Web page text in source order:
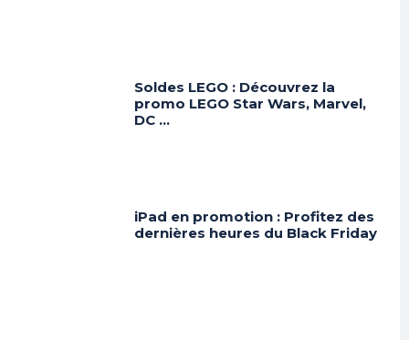
Soldes LEGO : Découvrez la
promo LEGO Star Wars, Marvel,
DC …
iPad en promotion : Profitez des
dernières heures du Black Friday